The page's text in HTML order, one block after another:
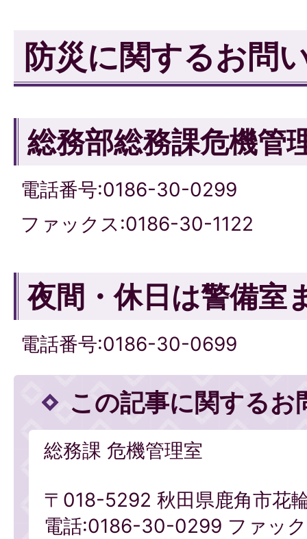
防災に関するお問
総務部総務課危機管
電話番号:0186-30-0299
ファックス:0186-30-1122
夜間・休日は警備室
電話番号:0186-30-0699
この記事に関するお
総務課 危機管理室
〒018-5292 秋田県鹿角市花
電話:0186-30-0299 ファッ